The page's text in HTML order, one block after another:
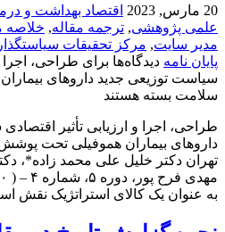
20 مارس, 2023 اقتصاد بهداشت و
علمی پژوهشی, ترجمه مقاله, خلاصه
مدیر سایت, مركز تحقيقات
پایان نامه دیدگاه‌ها برای طراحی، اجرا
سیاست توزیعی جدید داروهای
سلامت بسته هستند
طراحی، اجرا و ارزیابی تأثیر
داروهای بیماران هموفیلی تحت
تهران دکتر خلیل علی محمد زاده*،
به ‌عنوان یک کالای استراتژیک نقش